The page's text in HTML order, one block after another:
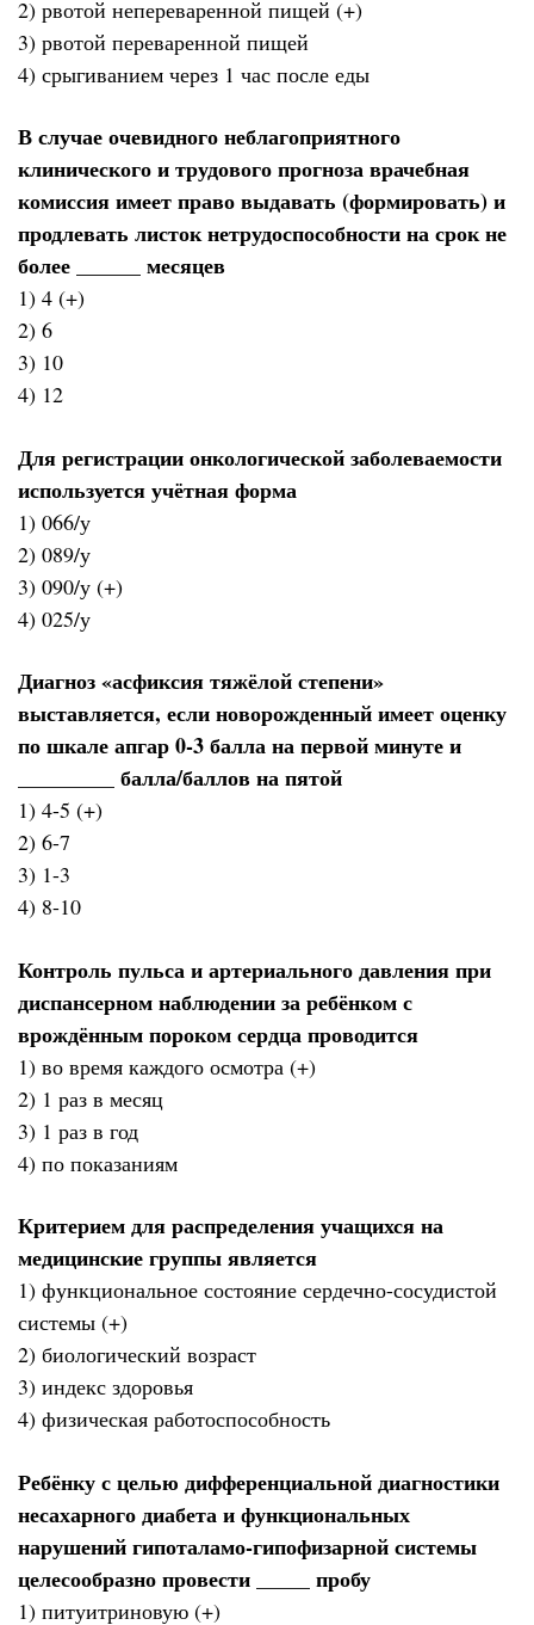
2) рвотой непереваренной пищей (+)
3) рвотой переваренной пищей
4) срыгиванием через 1 час после еды
В случае очевидного неблагоприятного
клинического и трудового прогноза врачебная
комиссия имеет право выдавать (формировать) и
продлевать листок нетрудоспособности на срок не
более ______ месяцев
1) 4 (+)
2) 6
3) 10
4) 12
Для регистрации онкологической заболеваемости
используется учётная форма
1) 066/у
2) 089/у
3) 090/у (+)
4) 025/у
Диагноз «асфиксия тяжёлой степени»
выставляется, если новорожденный имеет оценку
по шкале апгар 0-3 балла на первой минуте и
_________ балла/баллов на пятой
1) 4-5 (+)
2) 6-7
3) 1-3
4) 8-10
Контроль пульса и артериального давления при
диспансерном наблюдении за ребёнком с
врождённым пороком сердца проводится
1) во время каждого осмотра (+)
2) 1 раз в месяц
3) 1 раз в год
4) по показаниям
Критерием для распределения учащихся на
медицинские группы является
1) функциональное состояние сердечно-сосудистой
системы (+)
2) биологический возраст
3) индекс здоровья
4) физическая работоспособность
Ребёнку с целью дифференциальной диагностики
несахарного диабета и функциональных
нарушений гипоталамо-гипофизарной системы
целесообразно провести _____ пробу
1) питуитриновую (+)